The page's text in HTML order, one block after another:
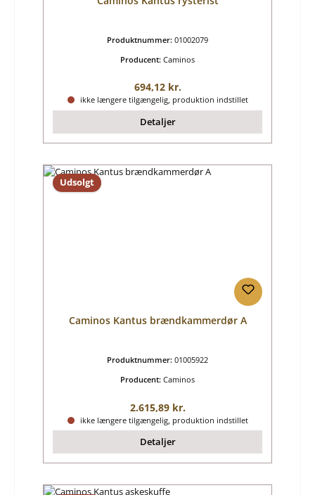
Produktnummer: 01002079
Producent: Caminos
Almindelig pris:
694,12 kr.
ikke længere tilgængelig, produktion indstillet
Detaljer
Udsolgt
Caminos Kantus brændkammerdør A
Produktnummer: 01005922
Producent: Caminos
Almindelig pris:
2.615,89 kr.
ikke længere tilgængelig, produktion indstillet
Detaljer